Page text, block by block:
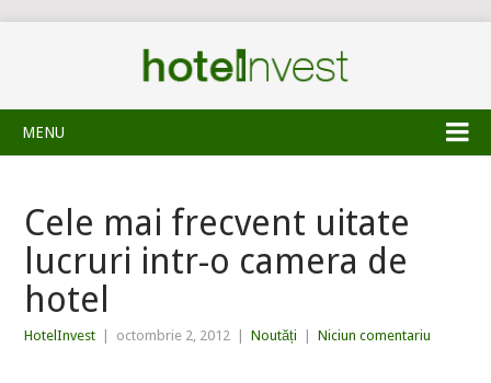
MENU
Cele mai frecvent uitate
lucruri intr-o camera de
hotel
HotelInvest octombrie 2, 2012 Noutăți Niciun comentariu